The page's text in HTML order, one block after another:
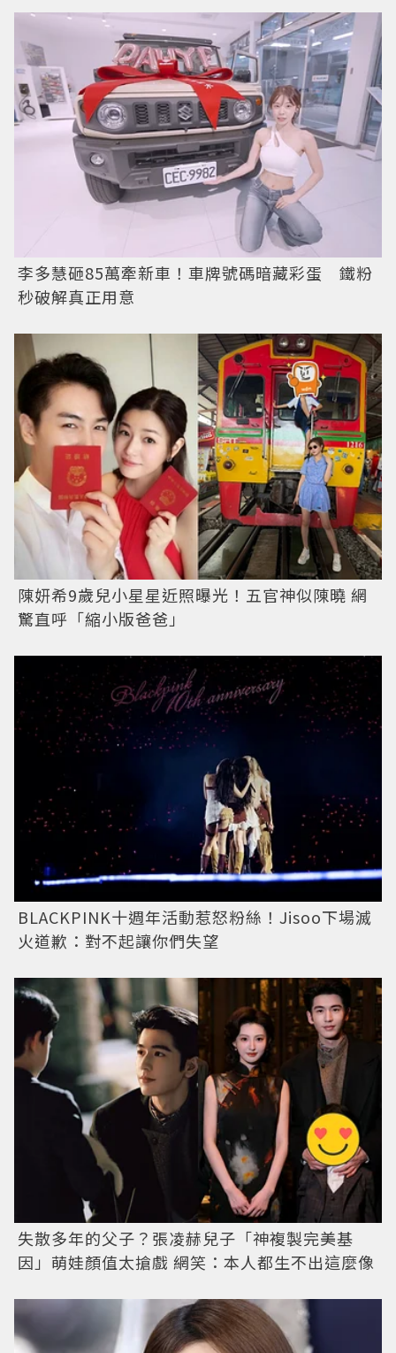
李多慧砸85萬牽新車！車牌號碼暗藏彩蛋 鐵粉
秒破解真正用意
陳妍希9歲兒小星星近照曝光！五官神似陳曉 網
驚直呼「縮小版爸爸」
BLACKPINK十週年活動惹怒粉絲！Jisoo下場滅
火道歉：對不起讓你們失望
失散多年的父子？張凌赫兒子「神複製完美基
因」萌娃顏值太搶戲 網笑：本人都生不出這麼像